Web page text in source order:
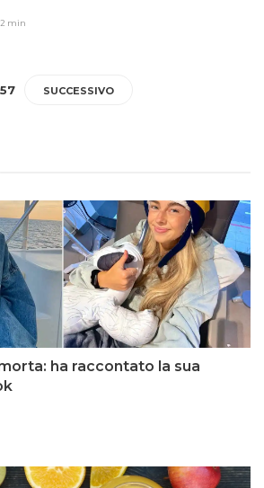
2 min
57 SUCCESSIVO
ha raccontato la sua